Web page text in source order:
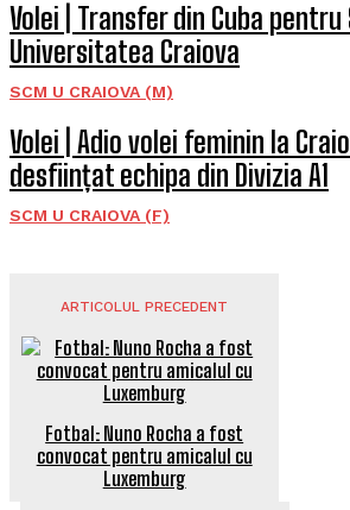
Volei | Transfer din Cuba pentru
Universitatea Craiova
SCM U CRAIOVA (M)
Volei | Adio volei feminin la
desființat echipa din Divizia A1
SCM U CRAIOVA (F)
ARTICOLUL PRECEDENT
Fotbal: Nuno Rocha a fost
convocat pentru amicalul cu
Luxemburg